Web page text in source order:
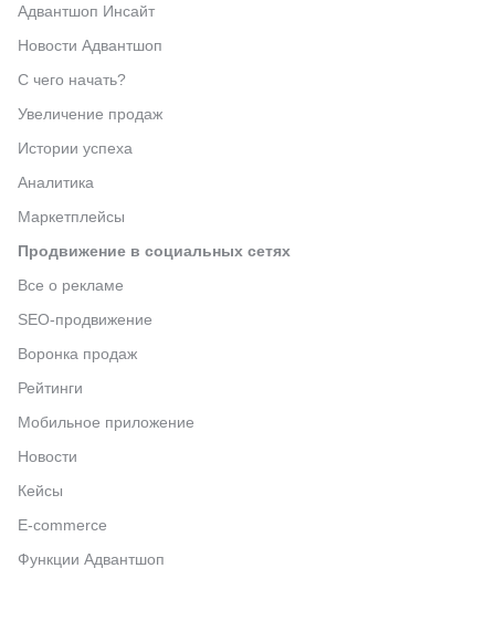
Адвантшоп Инсайт
Новости Адвантшоп
С чего начать?
Увеличение продаж
Истории успеха
Аналитика
Маркетплейсы
Продвижение в социальных сетях
Все о рекламе
SEO-продвижение
Воронка продаж
Рейтинги
Мобильное приложение
Новости
Кейсы
E-commerce
Функции Адвантшоп